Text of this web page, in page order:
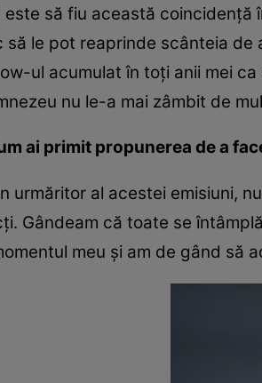
este să fiu această coincidență
să le pot reaprinde scânteia de
ul acumulat în toți anii mei
nu le-a mai zâmbit de
ai primit propunerea de a
urmăritor al acestei emisiuni,
Gândeam că toate se
meu și am de gând să